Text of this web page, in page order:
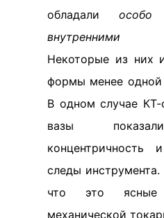
обладали особо
внутренними
Некоторые из них
формы менее
В одном случае КТ-
вазы
концентричность
следы
что это ясные
механической